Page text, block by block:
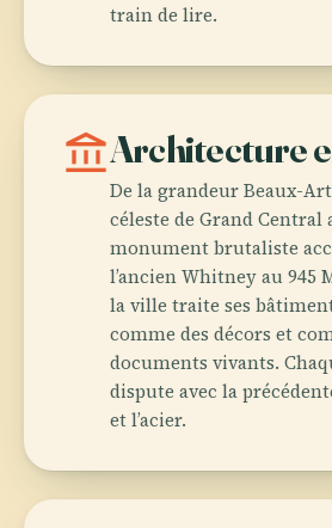
train de lire.
account_balanceArchitecture
De la grandeur Beaux-
céleste de Grand Central
monument brutaliste
l’ancien Whitney au 945
la ville traite ses
comme des décors et
documents vivants.
dispute avec la
et l’acier.